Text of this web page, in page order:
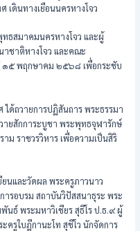
เดินทางเยือนนครหางโจว
ธสมาคมนครหางโจว และผู้
ชาติหางโจว และคณะ
๑๕ พฤกษาคม ๒๕๖๘ เพื่อกระชับ
ได้ถวายการปฏิสันถาร พระธรรมา
ายสักการะบูชา พระพุทธจุฬารักษ์
ม ราชวรวิหาร เพื่อความเป็นสิริ
นและวัดผล พระครูภาวนาว
รอบรม สถาบันวิปัสสนาธุระ พระ
นธ์ พระมหาวิเชียร สุธีโร ป.ธ.๙ ผู้
ครูใบฎีกานะโท สุชีโว นักจัดการ